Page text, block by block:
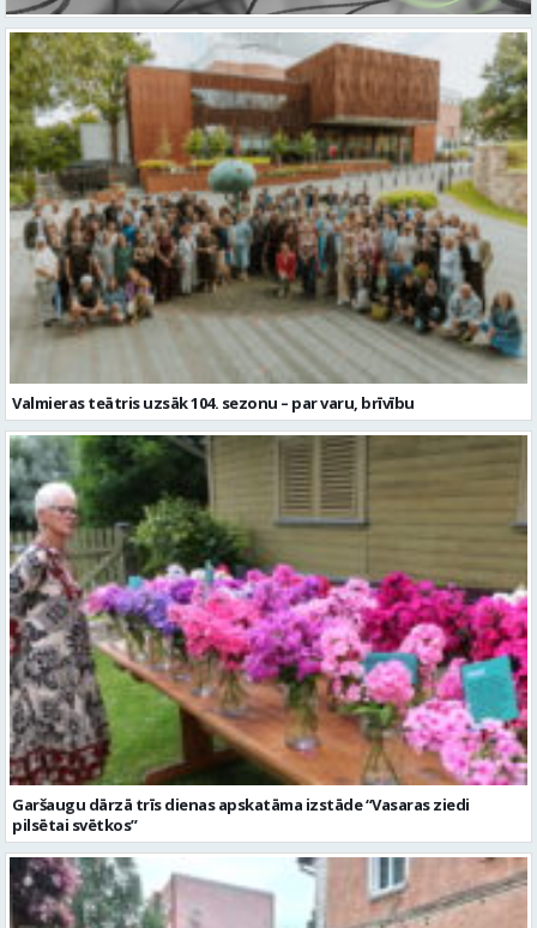
Valmieras teātris uzsāk 104. sezonu – par varu, brīvību
Garšaugu dārzā trīs dienas apskatāma izstāde “Vasaras ziedi
pilsētai svētkos”